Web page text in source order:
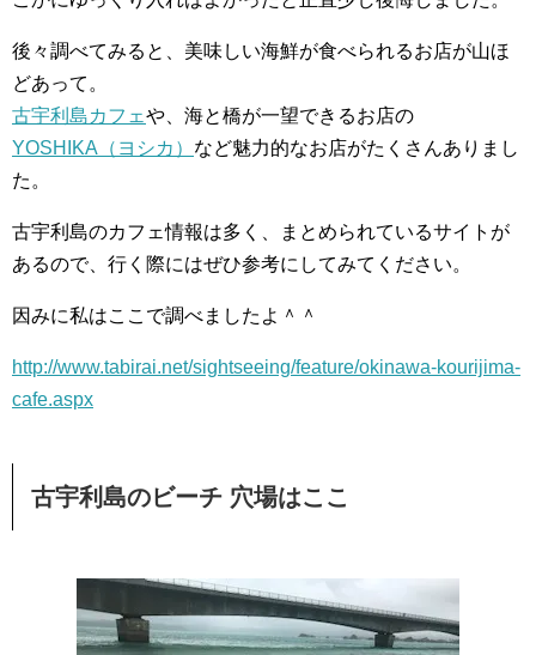
後々調べてみると、美味しい海鮮が食べられるお店が山ほ
どあって。
古宇利島カフェや、海と橋が一望できるお店の
YOSHIKA（ヨシカ） など魅力的なお店がたくさんありまし
た。
古宇利島のカフェ情報は多く、まとめられているサイトが
あるので、行く際にはぜひ参考にしてみてください。
因みに私はここで調べましたよ＾＾
http://www.tabirai.net/sightseeing/feature/okinawa-kourijima-
cafe.aspx
古宇利島のビーチ 穴場はここ